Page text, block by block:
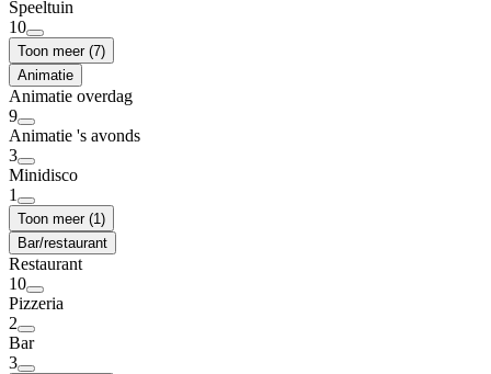
Speeltuin
10
Toon meer (7)
Animatie
Animatie overdag
9
Animatie 's avonds
3
Minidisco
1
Toon meer (1)
Bar/restaurant
Restaurant
10
Pizzeria
2
Bar
3